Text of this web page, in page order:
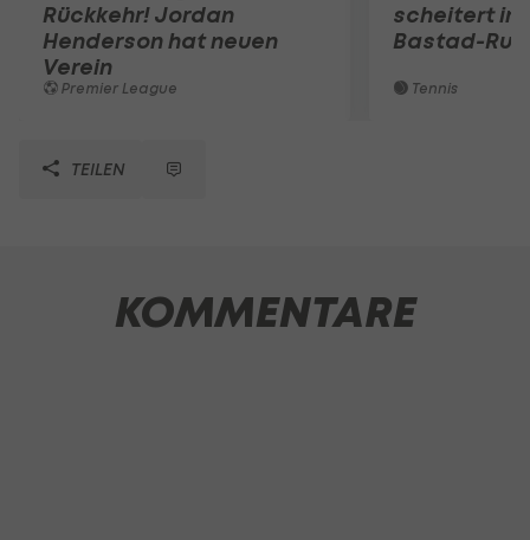
Rückkehr! Jordan
Henderson hat neuen
Verein
Premier League
scheitert in
Bastad-
Tennis
TEILEN
KOMMENTARE